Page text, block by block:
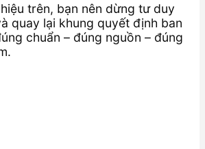
trên, bạn nên dừng tư duy
quay lại khung quyết định ban
chuẩn – đúng nguồn – đúng